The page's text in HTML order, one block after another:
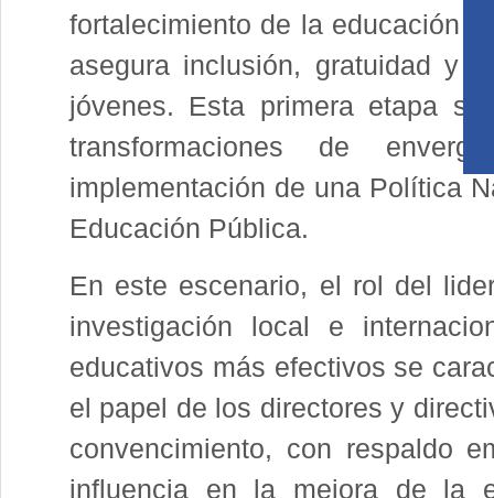
fortalecimiento de la educación
asegura inclusión, gratuidad y
jóvenes. Esta primera etapa
transformaciones de
implementación de una Política
Educación Pública.
En este escenario, el rol del
investigación local e
educativos más efectivos se
el papel de los directores y
convencimiento, con respaldo
influencia en la mejora de la